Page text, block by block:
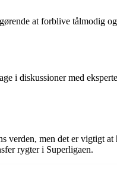
at forblive tålmodig
i diskussioner med
men det er vigtigt
rygter i Superligaen.